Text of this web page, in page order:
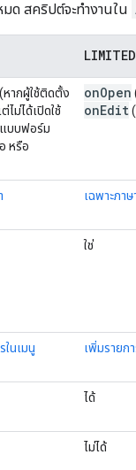
สคริปต์จะทำงานใน
LIMITED
(หากผู้ใช้ติดตั้ง
ไม่ได้เปิดใช้
แบบฟอร์ม
หรือ
onOpen
onEdit
เฉพาะภาษ
ใช่
ในเมนู เพิ่มรายก
ได้
ไม่ได้